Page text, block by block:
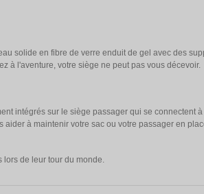
solide en fibre de verre enduit de gel avec des
à l'aventure, votre siège ne peut pas vous décevoir.
intégrés sur le siège passager qui se connectent
à maintenir votre sac ou votre passager en
lors de leur tour du monde.